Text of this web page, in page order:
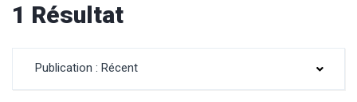
1 Résultat
Publication : Récent